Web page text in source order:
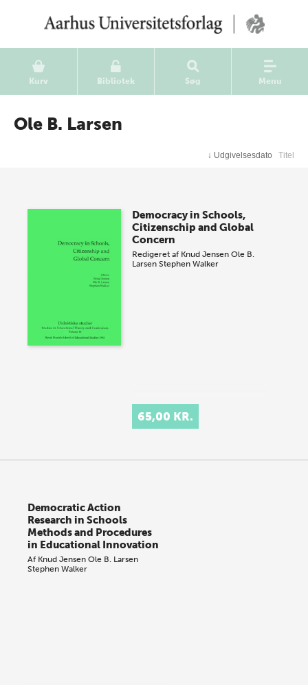
Kurv Bibliotek Søg Menu
Ole B. Larsen
↓ Udgivelsesdato Titel
Democracy in Schools,
Citizenschip and Global
Concern
Redigeret af Knud Jensen Ole B.
Larsen Stephen Walker
65,00 KR.
Democratic Action
Research in Schools
Methods and Procedures
in Educational Innovation
Af Knud Jensen Ole B. Larsen
Stephen Walker